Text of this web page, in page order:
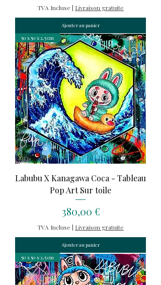
TVA Incluse | Livraison gratuite
Ajouter au panier
50 x 50 x 2,5 cm
Labubu X Kanagawa Coca - Tableau
Pop Art Sur toile
Prix
380,00 €
TVA Incluse | Livraison gratuite
Ajouter au panier
50 x 50 x 2,5 cm